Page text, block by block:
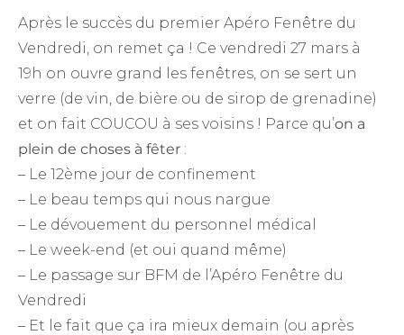
Après le succès du premier Apéro Fenêtre du
Vendredi, on remet ça ! Ce vendredi 27 mars à
19h on ouvre grand les fenêtres, on se sert un
verre (de vin, de bière ou de sirop de grenadine)
et on fait COUCOU à ses voisins ! Parce qu’on a
plein de choses à fêter :
– Le 12ème jour de confinement
– Le beau temps qui nous nargue
– Le dévouement du personnel médical
– Le week-end (et oui quand même)
– Le passage sur BFM de l’Apéro Fenêtre du
Vendredi
– Et le fait que ça ira mieux demain (ou après